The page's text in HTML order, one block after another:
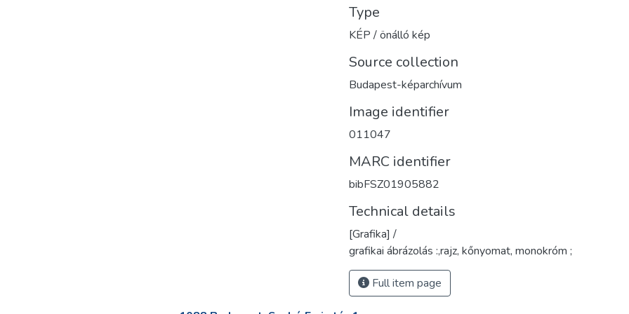
Type
KÉP / önálló kép
Source collection
Budapest-képarchívum
Image identifier
011047
MARC identifier
bibFSZ01905882
Technical details
[Grafika] /
grafikai ábrázolás :,rajz, kőnyomat, monokróm ;
Full item page